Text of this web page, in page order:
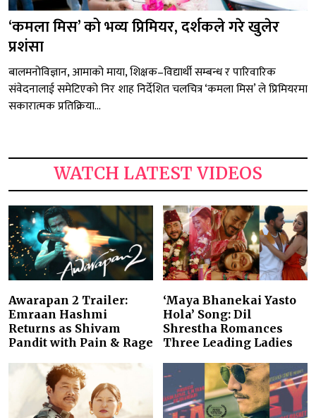
‘कमला मिस’ को भव्य प्रिमियर, दर्शकले गरे खुलेर
प्रशंसा
बालमनोविज्ञान, आमाको माया, शिक्षक–विद्यार्थी सम्बन्ध र पारिवारिक
संवेदनालाई समेटिएको निर शाह निर्देशित चलचित्र ‘कमला मिस’ ले प्रिमियरमा
सकारात्मक प्रतिक्रिया...
WATCH LATEST VIDEOS
Awarapan 2 Trailer:
Emraan Hashmi
Returns as Shivam
Pandit with Pain & Rage
‘Maya Bhanekai Yasto
Hola’ Song: Dil
Shrestha Romances
Three Leading Ladies